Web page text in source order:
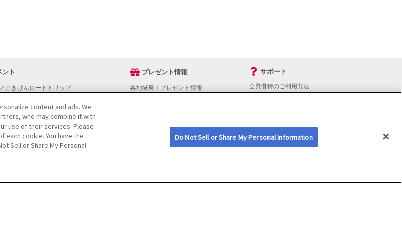
ント
ごきげんロードトリップ
す
プレゼント情報
各地域発！プレゼント情報
サポート
会員優待のご利用方法
会員優待サービスの提携をご検討の方へ
content and ads. We
who may combine it with
use of their services. Please
cookie. You have the
Sell or Share My Personal
Do Not Sell or Share My Personal Information